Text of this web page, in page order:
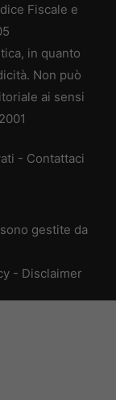
Fiscale e
in quanto
Non può
ai sensi
- Contattaci
gestite da
- Disclaimer